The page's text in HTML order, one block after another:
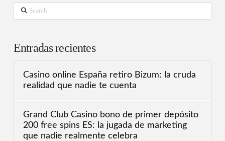
Search
Entradas recientes
Casino online España retiro Bizum: la cruda
realidad que nadie te cuenta
Grand Club Casino bono de primer depósito
200 free spins ES: la jugada de marketing
que nadie realmente celebra